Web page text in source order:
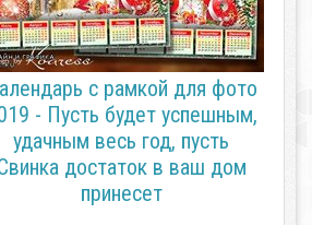
с рамкой для фото
- Пусть будет успешным,
удачным весь год, пусть
достаток в ваш дом
принесет